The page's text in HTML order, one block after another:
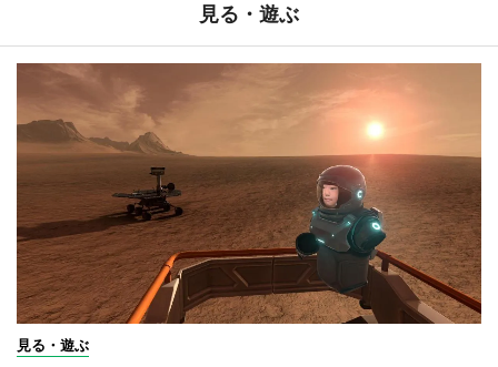
見る・遊ぶ
見る・遊ぶ